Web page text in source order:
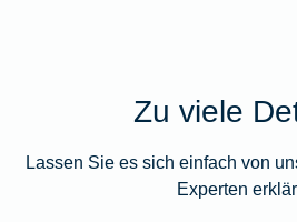
Zu viele
Lassen Sie es sich einfach von
Experten